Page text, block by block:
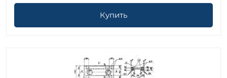
Купить